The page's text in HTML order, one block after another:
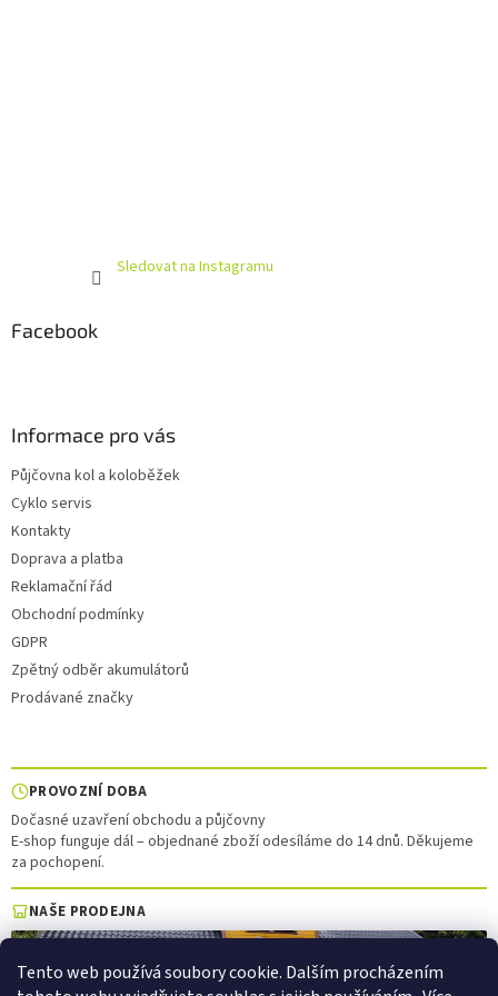
Tento web používá soubory cookie. Dalším procházením
Sledovat na Instagramu
Facebook
Informace pro vás
Půjčovna kol a koloběžek
Cyklo servis
Kontakty
Doprava a platba
Reklamační řád
Obchodní podmínky
GDPR
Zpětný odběr akumulátorů
Prodávané značky
PROVOZNÍ DOBA
Dočasné uzavření obchodu a půjčovny
E-shop funguje dál – objednané zboží odesíláme do 14 dnů. Děkujeme
za pochopení.
NAŠE PRODEJNA